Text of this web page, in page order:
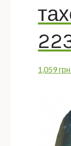
1,059